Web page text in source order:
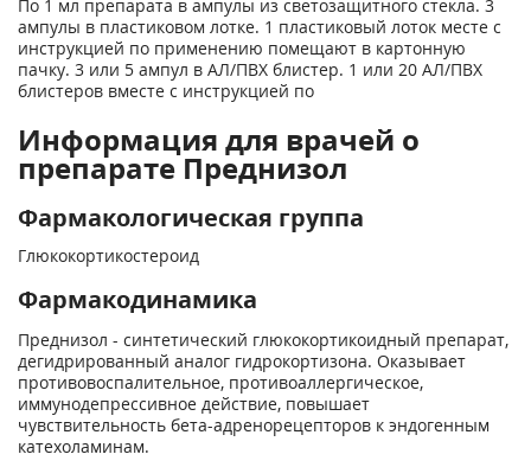
По 1 мл препарата в ампулы из светозащитного стекла. 3
ампулы в пластиковом лотке. 1 пластиковый лоток месте с
инструкцией по применению помещают в картонную
пачку. 3 или 5 ампул в АЛ/ПВХ блистер. 1 или 20 АЛ/ПВХ
блистеров вместе с инструкцией по
Информация для врачей о
препарате Преднизол
Фармакологическая группа
Глюкокортикостероид
Фармакодинамика
Преднизол - синтетический глюкокортикоидный препарат,
дегидрированный аналог гидрокортизона. Оказывает
противовоспалительное, противоаллергическое,
иммунодепрессивное действие, повышает
чувствительность бета-адренорецепторов к эндогенным
катехоламинам.